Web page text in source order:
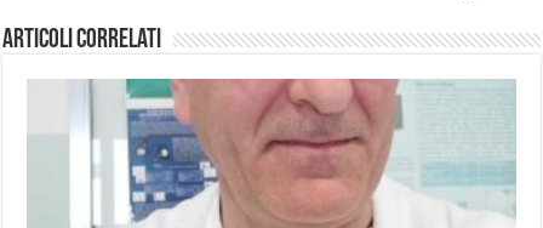
Articoli Correlati